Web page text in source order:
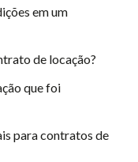
em um
de locação?
que foi
para contratos de